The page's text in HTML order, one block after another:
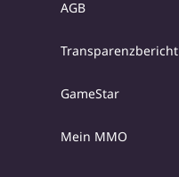
AGB
Transparenzbericht
GameStar
Mein MMO